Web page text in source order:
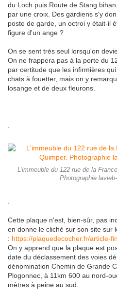
du Loch puis Route de Stang
par une croix. Des gardiens s'y
poste de garde, un octroi y était-il
figure d'un ange ?
On se sent très seul lorsqu'on
On ne frappera pas à la porte du
par certitude que les infirmières
chats à fouetter, mais on y
losange et de deux fleurons.
L'immeuble du 122 rue de la
Photographie
Cette plaque n'est, bien-sûr, pas
en donne le cliché sur son site sur
: https://plaquedecocher.fr/article-
On y apprend que la plaque est
date du déclassement des voies
dénomination Chemin de Grande
Plogonnec, à 11km 600 au nord-
mètres à peine au sud.